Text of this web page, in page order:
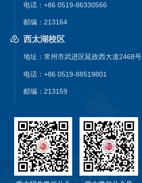
电话：+86 0519-86330566
邮编：213164
西太湖校区
地址：常州市武进区延政西大道2468号
电话：+86 0519-88519801
邮编：213159